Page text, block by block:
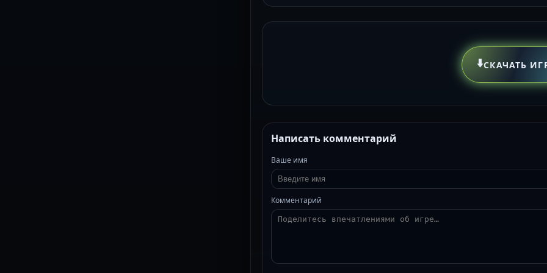
⬇️СКАЧАТЬ
Написать комментарий
Ваше имя
Комментарий